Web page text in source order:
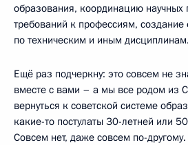
образования, координацию
требований к профессиям, создание
по техническим и иным дисциплинам.
Ещё раз подчеркну: это совсем не
вместе с вами – а мы все родом из
вернуться к советской системе
какие-то постулаты 30-летней или
Совсем нет, даже совсем по-